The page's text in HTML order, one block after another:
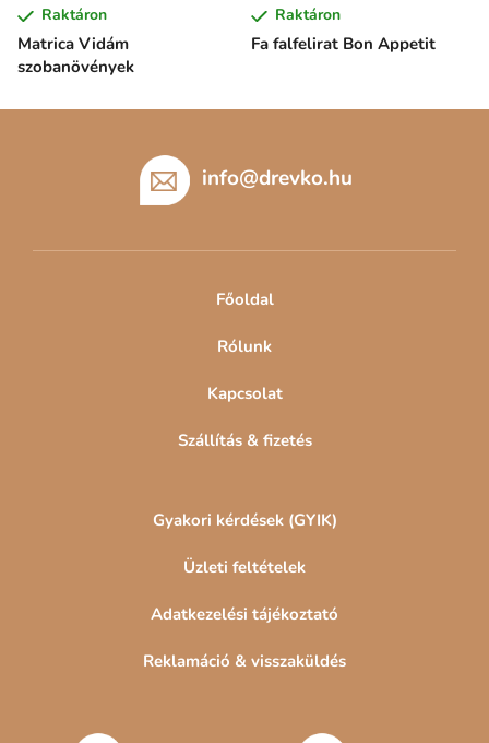
Matrica Vidám
szobanövények
Raktáron
Fa falfelirat Bon Appetit
Raktáron
info@drevko.hu
Főoldal
Rólunk
Kapcsolat
Szállítás & fizetés
Gyakori kérdések (GYIK)
Üzleti feltételek
Adatkezelési tájékoztató
Reklamáció & visszaküldés